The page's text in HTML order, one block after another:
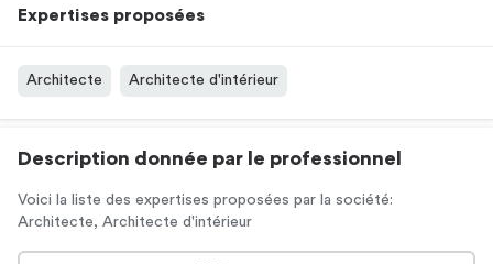
Expertises proposées
Architecte Architecte d'intérieur
Description donnée par le professionnel
Voici la liste des expertises proposées par la société:
Architecte, Architecte d'intérieur